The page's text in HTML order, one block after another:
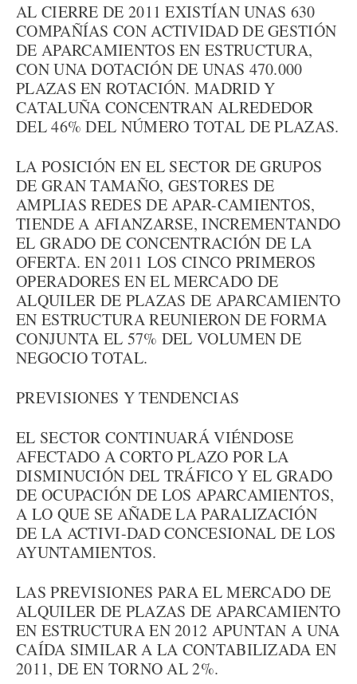
AL CIERRE DE 2011 EXISTÍAN UNAS 630
COMPAÑÍAS CON ACTIVIDAD DE GESTIÓN
DE APARCAMIENTOS EN ESTRUCTURA,
CON UNA DOTACIÓN DE UNAS 470.000
PLAZAS EN ROTACIÓN. MADRID Y
CATALUÑA CONCENTRAN ALREDEDOR
DEL 46% DEL NÚMERO TOTAL DE PLAZAS.
LA POSICIÓN EN EL SECTOR DE GRUPOS
DE GRAN TAMAÑO, GESTORES DE
AMPLIAS REDES DE APAR-CAMIENTOS,
TIENDE A AFIANZARSE, INCREMENTANDO
EL GRADO DE CONCENTRACIÓN DE LA
OFERTA. EN 2011 LOS CINCO PRIMEROS
OPERADORES EN EL MERCADO DE
ALQUILER DE PLAZAS DE APARCAMIENTO
EN ESTRUCTURA REUNIERON DE FORMA
CONJUNTA EL 57% DEL VOLUMEN DE
NEGOCIO TOTAL.
PREVISIONES Y TENDENCIAS
EL SECTOR CONTINUARÁ VIÉNDOSE
AFECTADO A CORTO PLAZO POR LA
DISMINUCIÓN DEL TRÁFICO Y EL GRADO
DE OCUPACIÓN DE LOS APARCAMIENTOS,
A LO QUE SE AÑADE LA PARALIZACIÓN
DE LA ACTIVI-DAD CONCESIONAL DE LOS
AYUNTAMIENTOS.
LAS PREVISIONES PARA EL MERCADO DE
ALQUILER DE PLAZAS DE APARCAMIENTO
EN ESTRUCTURA EN 2012 APUNTAN A UNA
CAÍDA SIMILAR A LA CONTABILIZADA EN
2011, DE EN TORNO AL 2%.